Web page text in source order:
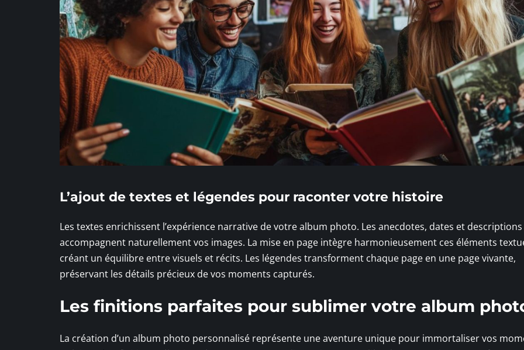
L’ajout de textes et légendes pour raconter votre histoire
Les textes enrichissent l’expérience narrative de votre album photo. Les anecdotes, dates et descriptions
accompagnent naturellement vos images. La mise en page intègre harmonieusement ces éléments
créant un équilibre entre visuels et récits. Les légendes transforment chaque page en une page vivante,
préservant les détails précieux de vos moments capturés.
Les finitions parfaites pour sublimer votre album
La création d’un album photo personnalisé représente une aventure unique pour immortaliser vos